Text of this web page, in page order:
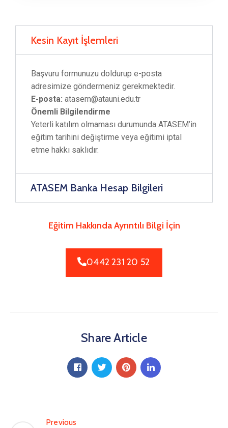
Kesin Kayıt İşlemleri
Başvuru formunuzu doldurup e-posta
adresimize göndermeniz gerekmektedir.
E-posta: atasem@atauni.edu.tr
Önemli Bilgilendirme
Yeterli katılım olmaması durumunda ATASEM’in
eğitim tarihini değiştirme veya eğitimi iptal
etme hakkı saklıdır.
ATASEM Banka Hesap Bilgileri
Eğitim Hakkında Ayrıntılı Bilgi İçin
0442 231 20 52
Share Article
Previous